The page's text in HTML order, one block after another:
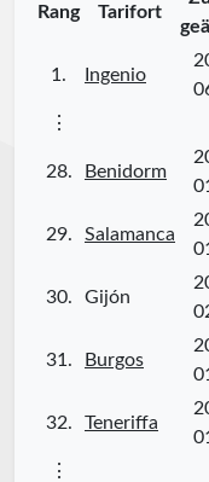
Rang Tarifort
1. Ingenio
⋮
28. Benidorm
29. Salamanca
30. Gijón
31. Burgos
32. Teneriffa
⋮